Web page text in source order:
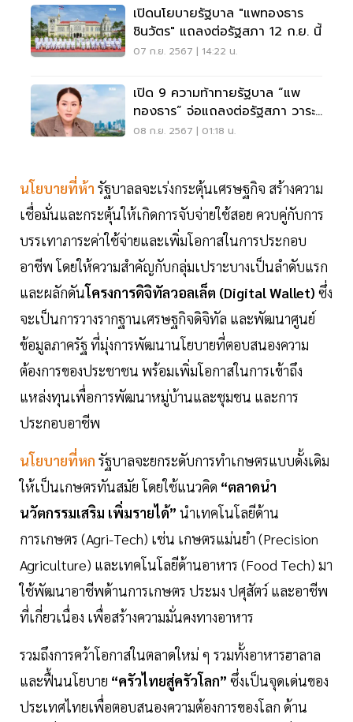
เปิดนโยบายรัฐบาล "แพทองธาร
ชินวัตร" แถลงต่อรัฐสภา 12 ก.ย. นี้
07 ก.ย. 2567 | 14:22 น.
เปิด 9 ความท้าทายรัฐบาล “แพ
ทองธาร” จ่อแถลงต่อรัฐสภา วาระ
ด่วนต้องเร่งแก้
08 ก.ย. 2567 | 01:18 น.
นโยบายที่ห้า รัฐบาลลจะเร่งกระตุ้นเศรษฐกิจ สร้างความ
เชื่อมั่นและกระตุ้นให้เกิดการจับจ่ายใช้สอย ควบคู่กับการ
บรรเทาภาระค่าใช้จ่ายและเพิ่มโอกาสในการประกอบ
อาชีพ โดยให้ความสำคัญกับกลุ่มเปราะบางเป็นลำดับแรก
และผลักดันโครงการดิจิทัลวอลเล็ต (Digital Wallet) ซึ่ง
จะเป็นการวางรากฐานเศรษฐกิจดิจิทัล และพัฒนาศูนย์
ข้อมูลภาครัฐ ที่มุ่งการพัฒนานโยบายที่ตอบสนองความ
ต้องการของประชาชน พร้อมเพิ่มโอกาสในการเข้าถึง
แหล่งทุนเพื่อการพัฒนาหมู่บ้านและชุมชน และการ
ประกอบอาชีพ
นโยบายที่หก รัฐบาลจะยกระดับการทำเกษตรแบบดั้งเดิม
ให้เป็นเกษตรทันสมัย โดยใช้แนวคิด “ตลาดนำ
นวัตกรรมเสริม เพิ่มรายได้” นำเทคโนโลยีด้าน
การเกษตร (Agri-Tech) เช่น เกษตรแม่นยำ (Precision
Agriculture) และเทคโนโลยีด้านอาหาร (Food Tech) มา
ใช้พัฒนาอาชีพด้านการเกษตร ประมง ปศุสัตว์ และอาชีพ
ที่เกี่ยวเนื่อง เพื่อสร้างความมั่นคงทางอาหาร
รวมถึงการคว้าโอกาสในตลาดใหม่ ๆ รวมทั้งอาหารฮาลาล
และฟื้นนโยบาย “ครัวไทยสู่ครัวโลก” ซึ่งเป็นจุดเด่นของ
ประเทศไทยเพื่อตอบสนองความต้องการของโลก ด้าน